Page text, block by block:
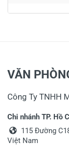
VĂN
Công Ty TNHH
Chi nhánh TP. Hồ
115 Đường
Việt Nam